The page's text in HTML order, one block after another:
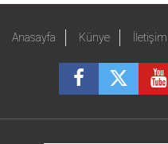
Anasayfa Künye İletişim